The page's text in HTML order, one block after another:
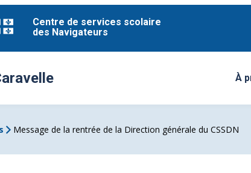
Centre de services scolaire
des Navigateurs
À
Message de la rentrée de la Direction générale du CSSDN